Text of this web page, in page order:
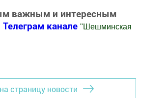
важным и интересным
Телеграм канале " Шешминская
страницу новости